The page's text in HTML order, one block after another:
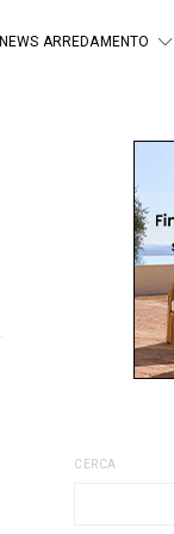
NEWS ARREDAMENTO
CERCA